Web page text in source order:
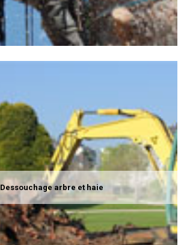
Dessouchage arbre et haie